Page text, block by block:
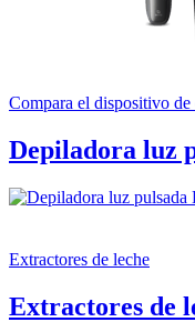
Compara el dispositivo
Depiladora luz
Extractores de leche
Extractores de